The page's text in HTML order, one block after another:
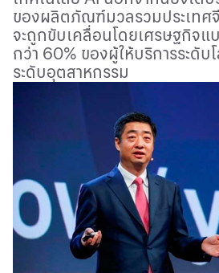
ของผลิตภัณฑ์มวลรวมประเทศ
จะถูกขับเคลื่อนโดยเศรษฐกิจแ
กว่า 60% ของผู้ให้บริการระดับ
ระดับอุตสาหกรรม